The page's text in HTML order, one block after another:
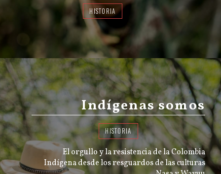
HISTORIA
Indígenas somos
HISTORIA
El orgullo y la resistencia de la Colombia
Indígena desde los resguardos de las culturas